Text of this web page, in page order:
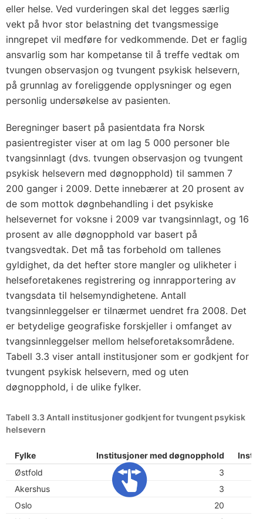
eller helse. Ved vurderingen skal det legges særlig
vekt på hvor stor belastning det tvangsmessige
inngrepet vil medføre for vedkommende. Det er faglig
ansvarlig som har kompetanse til å treffe vedtak om
tvungen observasjon og tvungent psykisk helsevern,
på grunnlag av foreliggende opplysninger og egen
personlig undersøkelse av pasienten.
Beregninger basert på pasientdata fra Norsk
pasientregister viser at om lag 5 000 personer ble
tvangsinnlagt (dvs. tvungen observasjon og tvungent
psykisk helsevern med døgnopphold) til sammen 7
200 ganger i 2009. Dette innebærer at 20 prosent av
de som mottok døgnbehandling i det psykiske
helsevernet for voksne i 2009 var tvangsinnlagt, og 16
prosent av alle døgnopphold var basert på
tvangsvedtak. Det må tas forbehold om tallenes
gyldighet, da det hefter store mangler og ulikheter i
helseforetakenes registrering og innrapportering av
tvangsdata til helsemyndighetene. Antall
tvangsinnleggelser er tilnærmet uendret fra 2008. Det
er betydelige geografiske forskjeller i omfanget av
tvangsinnleggelser mellom helseforetaksområdene.
Tabell 3.3 viser antall institusjoner som er godkjent for
tvungent psykisk helsevern, med og uten
døgnopphold, i de ulike fylker.
Tabell 3.3 Antall institusjoner godkjent for tvungent psykisk
helsevern
Fylke Institusjoner med døgnopphold
Østfold
3
Akershus
3
Oslo
20